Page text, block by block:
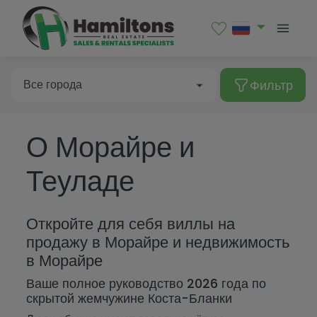
Все города
Albir
Alcalalí
Alfaz del Pi
Algorfa
Altea
Benialí
Фильтр
Тип недвижимости
Гараж
Коммерческое помещение
Квартира
Все города
Albir
Alcalalí
Alfaz del Pi
От
Спальни
Все
More Фильтров
О Морайре и
Теуладе
Откройте для себя виллы на
продажу в Морайре и недвижимость
в Морайре
Ваше полное руководство 2026 года по
скрытой жемчужине Коста-Бланки